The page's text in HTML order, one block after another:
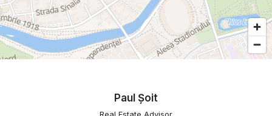
Paul Şoit
Real Estate Advisor